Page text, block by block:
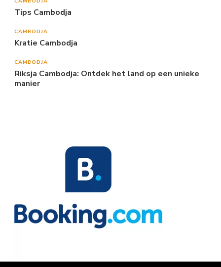
Tips Cambodja
CAMBODJA
Kratie Cambodja
CAMBODJA
Riksja Cambodja: Ontdek het land op een unieke
manier